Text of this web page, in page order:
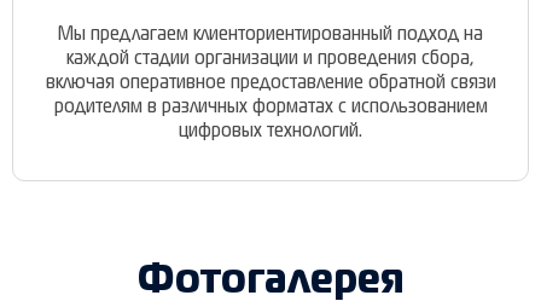
Мы предлагаем клиенториентированный подход на
каждой стадии организации и проведения сбора,
включая оперативное предоставление обратной связи
родителям в различных форматах с использованием
цифровых технологий.
Фотогалерея